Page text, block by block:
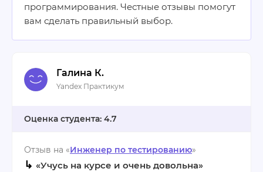
программирования. Честные отзывы помогут
вам сделать правильный выбор.
Галина К.
Yandex Практикум
4.7
Отзыв на «Инженер по тестированию»
↳ «Учусь на курсе и очень довольна»